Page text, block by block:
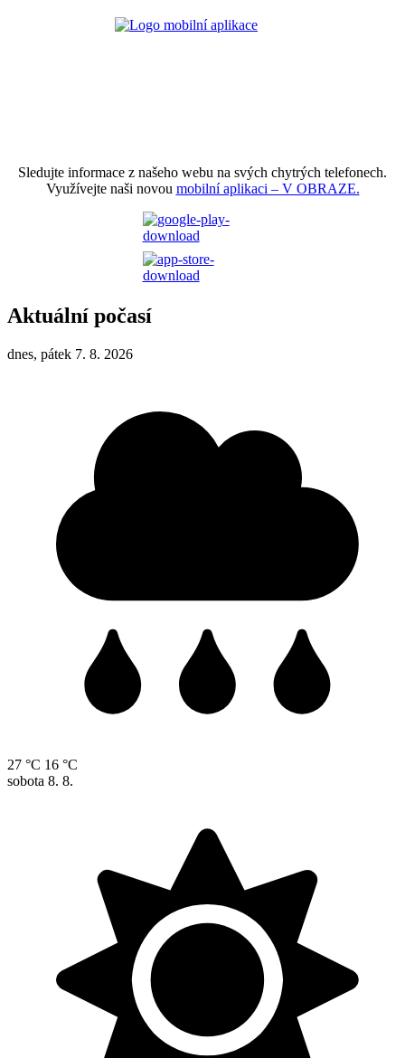
Sledujte informace z našeho webu na svých chytrých telefonech.
Využívejte naši novou mobilní aplikaci – V OBRAZE.
Aktuální počasí
dnes, pátek 7. 8. 2026
27 °C 16 °C
sobota 8. 8.